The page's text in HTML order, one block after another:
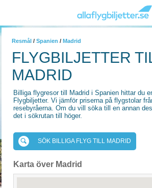
Resmål / Spanien / Madrid
FLYGBILJETTER
MADRID
Billiga flygresor till Madrid i Spanien hittar du
Flygbiljetter. Vi jämför priserna på flygstolar
resebyråerna. Om du vill söka till en annan
det i sökrutan till höger.
SÖK BILLIGA FLYG TILL MADRID
Karta över Madrid